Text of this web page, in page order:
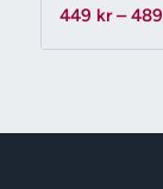
449 kr – 489